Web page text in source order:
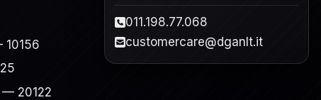
20122
011.198.77.068
customercare@dganlt.it